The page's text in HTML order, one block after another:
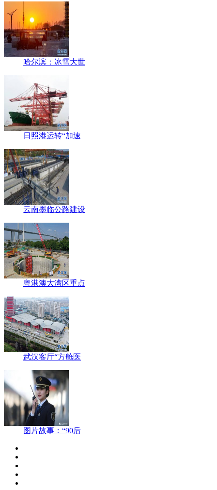
哈尔滨：冰雪大世
日照港运转“加速
云南墨临公路建设
粤港澳大湾区重点
武汉客厅“方舱医
图片故事：“90后